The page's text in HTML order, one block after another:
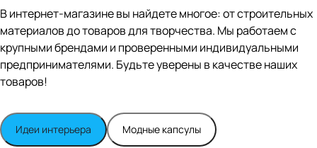
n
Whit
e
satin
В интернет-магазине вы найдете многое: от строительных
материалов до товаров для творчества. Мы работаем с
крупными брендами и проверенными индивидуальными
предпринимателями. Будьте уверены в качестве наших
товаров!
Идеи интерьера Модные капсулы